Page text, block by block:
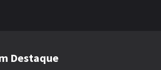
Destaque